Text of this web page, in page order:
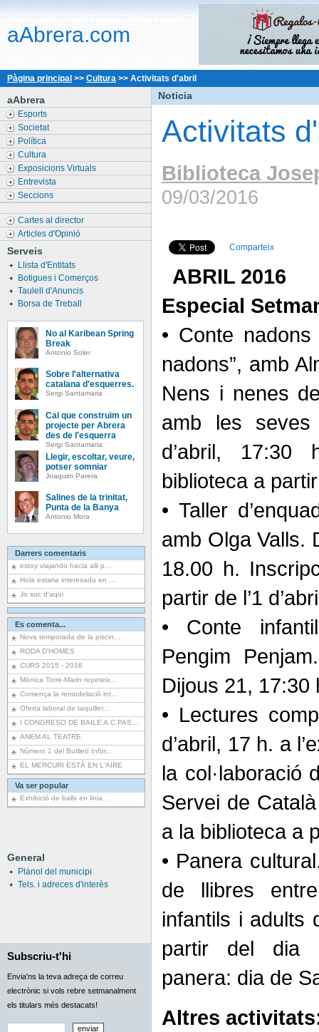
aAbrera.com
Pàgina principal >> Cultura >> Activitats d'abril
aAbrera
Esports
Societat
Política
Cultura
Exposicions Virtuals
Entrevista
Seccions
Cartes al director
Articles d'Opinió
Serveis
Llista d'Entitats
Botigues i Comerços
Taulell d'Anuncis
Borsa de Treball
No al Karibean Spring
Break
Antonio Soler
Sobre l'alternativa
catalana d'esquerres.
Sergi Santamaria
Cal que construïm un
projecte per Abrera
des de l'esquerra
Sergi Santamaria
Llegir, escoltar, veure,
potser somniar
Joaquim Parera
Salines de la trinitat,
Punta de la Banya
Antonio Mora
Darrers comentaris
estoy viajando hacia alli p...
Hola estaria interesada en ...
Jo soc d'aqui
Es comenta...
Nova temporada de la piscin...
RODA D'HOMES
CURS 2015 - 2016
Mònica Torre-Marin repeteix...
Comença la remodelació int...
Oferta laboral de taquiller...
I CONGRESO DE BAILE A.C.PAS...
ANEM AL TEATRE
Número 1 del Butlletí Infor...
EL MERCURI ESTÀ EN L'AIRE
Va ser popular
Exhibició de balls en linia...
General
Plànol del municipi
Tels. i adreces d'interès
Subscriu-t'hi
Envia'ns la teva adreça de correu
electrònic si vols rebre setmanalment
els titulars més destacats!
Noticia
Activitats
Biblioteca
09/03/2016
Comparteix
ABRIL 2016
Especial
• Conte
nadons”, amb
Nens i nenes
amb les
d’abril,
biblioteca a partir
• Taller
amb Olga Valls.
18.00 h.
partir de l’1
• Conte
Pengim
Dijous 21, 17:30
• Lectures
d’abril, 17 h. a
la col·laboració
Servei de
a la biblioteca a
• Panera
de llibres
infantils i adults
partir del dia
panera: dia de
Altres